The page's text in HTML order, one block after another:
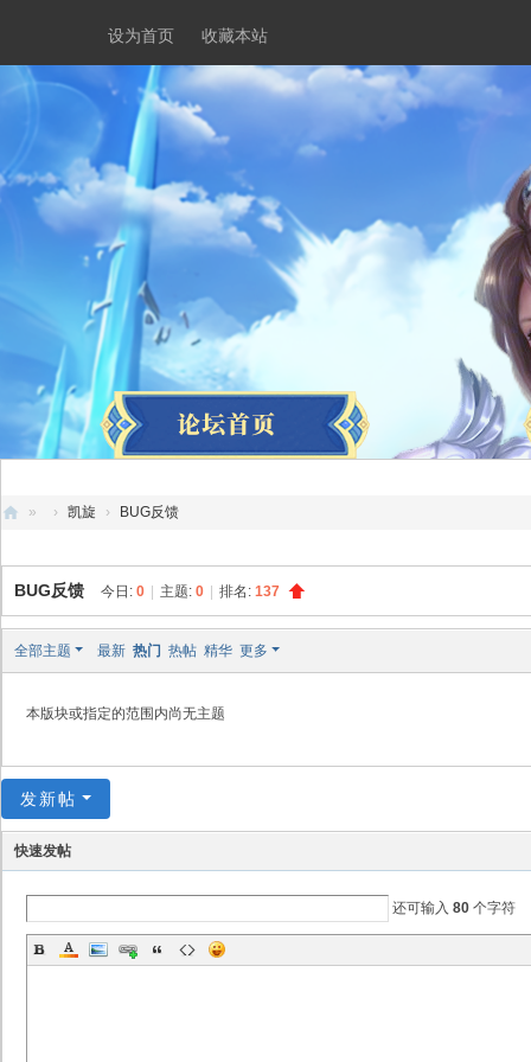
设为首页 收藏本站
天
社
区
» › 凯旋 › BUG反馈
BUG反馈 今日: 0 主题: 0 排名: 137
全部主题 最新 热门 热帖 精华 更多
本版块或指定的范围内尚无主题
发新帖
快速发帖
还可输入 80 个字符